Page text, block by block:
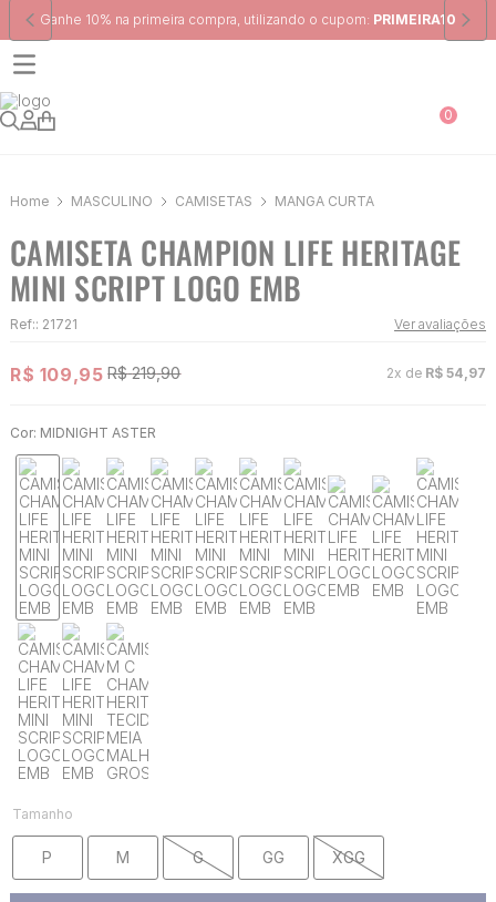
Frete Grátispara região Sudeste em pedidos acima de R$ 399,00
0
MASCULINO CAMISETAS MANGA CURTA
CAMISETA CHAMPION LIFE HERITAGE
MINI SCRIPT LOGO EMB
Ref:: 21721 Ver avaliações
R$ 109,95 R$ 219,90 2x de R$ 54 97
Cor: MIDNIGHT ASTER
Tamanho
P M G GG XGG